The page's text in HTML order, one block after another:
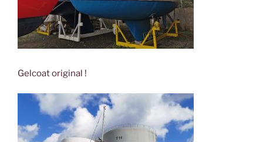
Gelcoat original !